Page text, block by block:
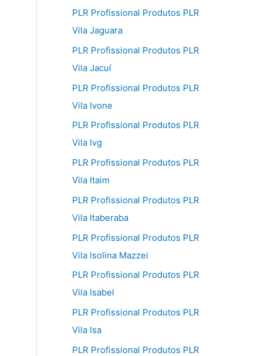
PLR Profissional Produtos PLR
Vila Jaguara
PLR Profissional Produtos PLR
Vila Jacuí
PLR Profissional Produtos PLR
Vila Ivone
PLR Profissional Produtos PLR
Vila Ivg
PLR Profissional Produtos PLR
Vila Itaim
PLR Profissional Produtos PLR
Vila Itaberaba
PLR Profissional Produtos PLR
Vila Isolina Mazzei
PLR Profissional Produtos PLR
Vila Isabel
PLR Profissional Produtos PLR
Vila Isa
PLR Profissional Produtos PLR